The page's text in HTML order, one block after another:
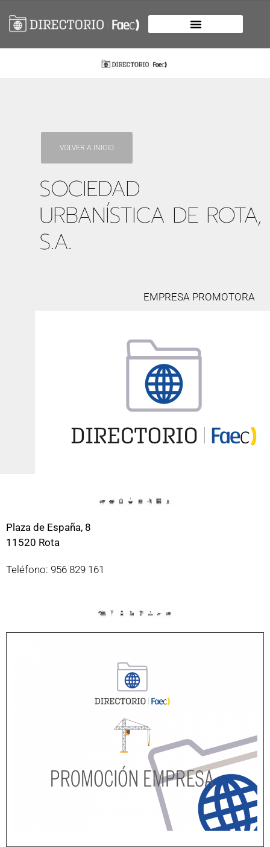
VOLVER A INICIO
SOCIEDAD
URBANÍSTICA DE ROTA,
S.A.
EMPRESA PROMOTORA
Plaza de España, 8
11520 Rota
Teléfono: 956 829 161